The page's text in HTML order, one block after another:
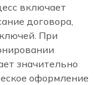
включает
договора,
При
значительно
оформление